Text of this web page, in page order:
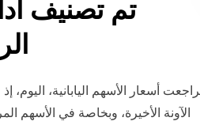
تم تصنيف
الآونة الأخيرة، وبخاصة في الأسهم